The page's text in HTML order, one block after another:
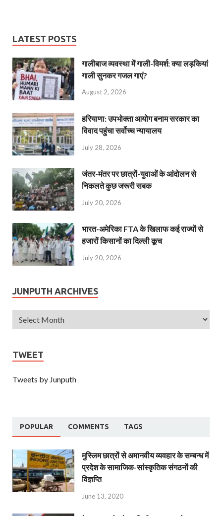
LATEST POSTS
गालीबाज व्‍यवस्‍था में गाली-विमर्श: क्या लड़कियां
गाली सुनकर गजल गाएं?
August 2, 2026
हरियाणा: उपभोक्ता आयोग बनाम सरकार का
विवाद पहुंचा सर्वोच्च न्यायालय
July 28, 2026
जंतर-मंतर पर छात्रों-युवाओं के आंदोलन से
निकलते कुछ जरूरी सबक
July 20, 2026
भारत-अमेरिका FTA के खिलाफ कई राज्यों से
हजारों किसानों का दिल्ली कूच
July 20, 2026
JUNPUTH ARCHIVES
TWEET
Tweets by Junputh
POPULAR COMMENTS TAGS
मुस्लिम छात्रों से अमानवीय व्यवहार के सम्बन्ध में
प्रदेश के सामाजिक-सांस्कृतिक संगठनों की
विज्ञप्ति
June 13, 2020